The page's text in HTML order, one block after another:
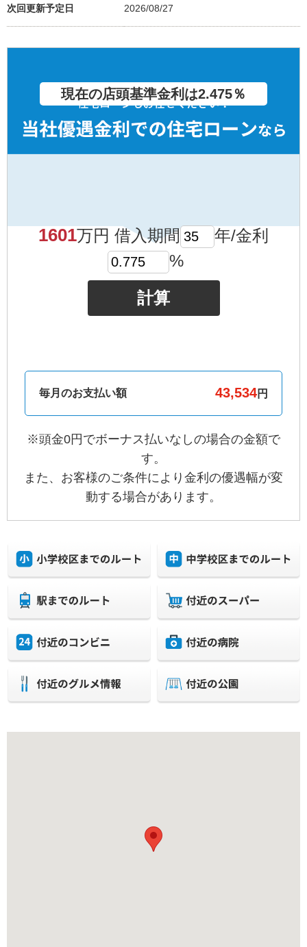
次回更新予定日 2026/08/27
現在の店頭基準金利は2.475％
1601万円 借入期間
年/金利
%
計算
毎月のお支払い額 円
※頭金0円でボーナス払いなしの場合の金額で
す。
また、お客様のご条件により金利の優遇幅が変
動する場合があります。